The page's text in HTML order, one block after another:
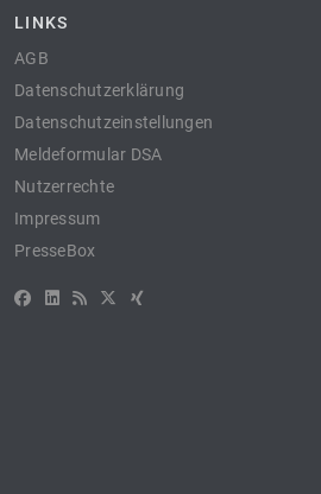
LINKS
AGB
Datenschutzerklärung
Datenschutzeinstellungen
Meldeformular DSA
Nutzerrechte
Impressum
PresseBox